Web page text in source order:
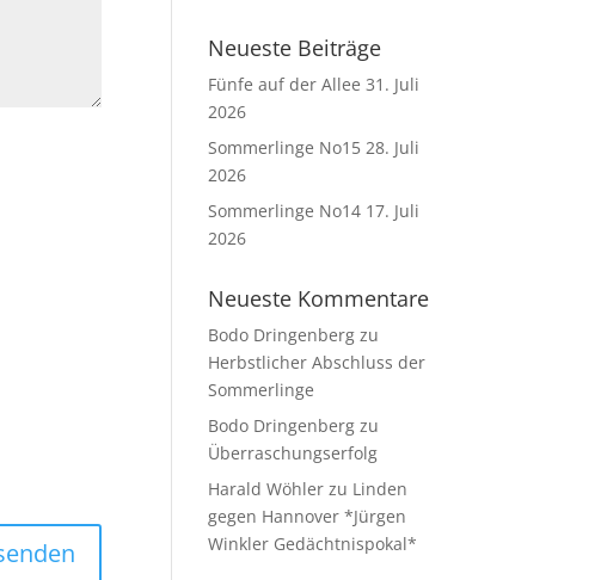
Neueste Beiträge
Fünfe auf der Allee 31. Juli
2026
Sommerlinge No15 28. Juli
2026
Sommerlinge No14 17. Juli
2026
Neueste Kommentare
Bodo Dringenberg zu
Herbstlicher Abschluss der
Sommerlinge
Bodo Dringenberg zu
Überraschungserfolg
Harald Wöhler zu Linden
gegen Hannover *Jürgen
Winkler Gedächtnispokal*